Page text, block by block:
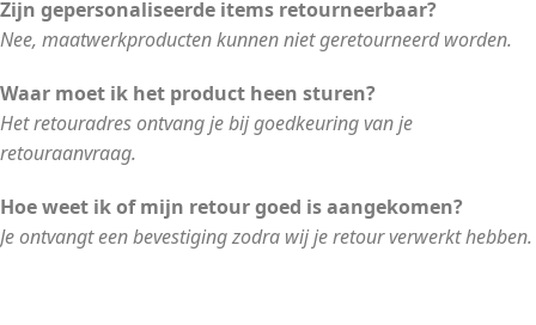
Zijn gepersonaliseerde items retourneerbaar?
Nee, maatwerkproducten kunnen niet geretourneerd worden.
Waar moet ik het product heen sturen?
Het retouradres ontvang je bij goedkeuring van je
retouraanvraag.
Hoe weet ik of mijn retour goed is aangekomen?
Je ontvangt een bevestiging zodra wij je retour verwerkt hebben.